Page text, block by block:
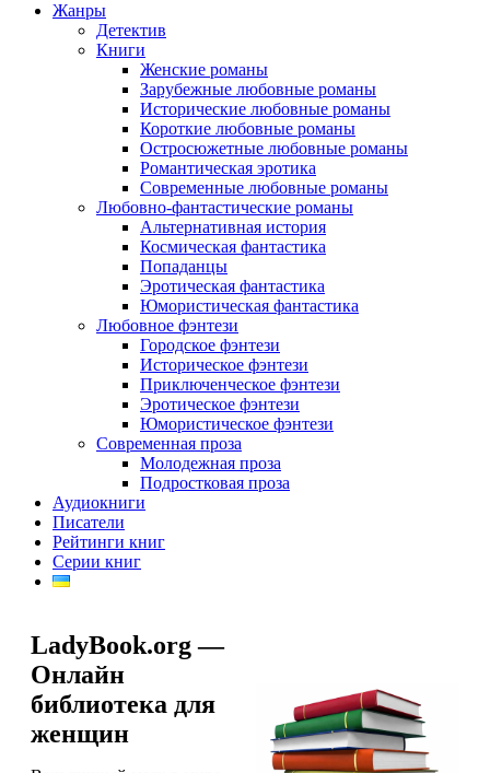
Жанры
Детектив
Книги
Женские романы
Зарубежные любовные романы
Исторические любовные романы
Короткие любовные романы
Остросюжетные любовные романы
Романтическая эротика
Современные любовные романы
Любовно-фантастические романы
Альтернативная история
Космическая фантастика
Попаданцы
Эротическая фантастика
Юмористическая фантастика
Любовное фэнтези
Городское фэнтези
Историческое фэнтези
Приключенческое фэнтези
Эротическое фэнтези
Юмористическое фэнтези
Современная проза
Молодежная проза
Подростковая проза
Аудиокниги
Писатели
Рейтинги книг
Серии книг
LadyBook.org —
Онлайн
библиотека для
женщин